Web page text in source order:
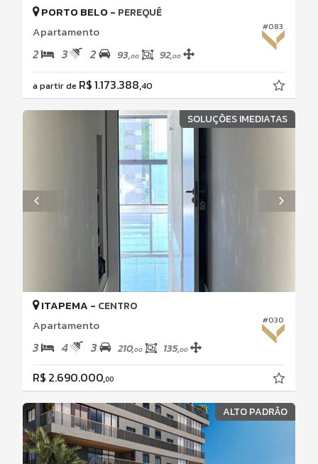
#083
PORTO BELO - PEREQUÊ
Apartamento
2 3 2 93,00 92,00
a partir de R$ 1.173.388,40
SOLUÇÕES IMEDIATAS
#030
ITAPEMA - CENTRO
Apartamento
3 4 3 210,00 135,00
R$ 2.690.000,00
ALTO PADRÃO